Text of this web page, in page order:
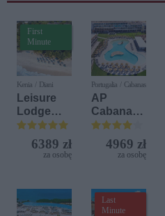
First
Minute
Kenia / Diani
Leisure
Lodge
Beach &
Golf
Resort by
6389 zł
za osobę
Portugalia / Cabanas
AP
Cabanas
Beach &
Nature
4969 zł
za osobę
Last
Minute